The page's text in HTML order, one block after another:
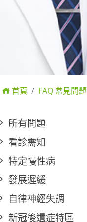
首頁 FAQ 常見問題
所有問題
看診需知
特定慢性病
發展遲緩
自律神經失調
新冠後遺症特區